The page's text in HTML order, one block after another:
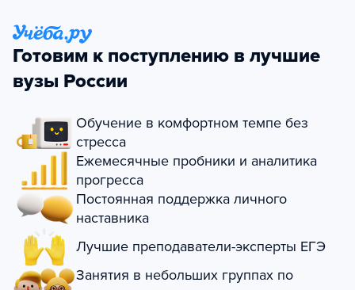
Готовим к поступлению в лучшие
вузы России
Обучение в комфортном темпе без
стресса
Ежемесячные пробники и аналитика
прогресса
Постоянная поддержка личного
наставника
Лучшие преподаватели-эксперты ЕГЭ
Занятия в небольших группах по